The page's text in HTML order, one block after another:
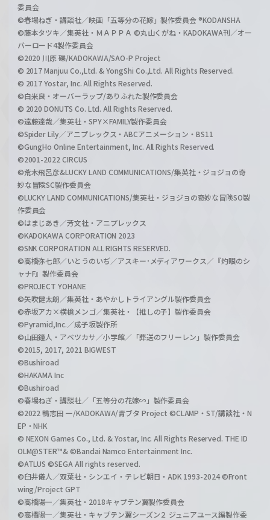
委員会
©春場ねぎ・講談社／映画「五等分の花嫁」製作委員会 ®KODANSHA
©藤本タツキ／集英社・ＭＡＰＰＡ ©丸山くがね・KADOKAWA刊／オー
バーロード4製作委員会
©2020 川原 礫/KADOKAWA/SAO-P Project
© 2017 Manjuu Co.,Ltd. & YongShi Co.,Ltd. All Rights Reserved.
© 2017 Yostar, Inc. All Rights Reserved.
©白米良・オーバーラップ/ありふれた製作委員会
© 2020 DONUTS Co. Ltd. All Rights Reserved.
©遠藤達哉／集英社・SPY×FAMILY製作委員会
©Spider Lily／アニプレックス・ABCアニメーション・BS11
©GungHo Online Entertainment, Inc. All Rights Reserved.
©2001-2022 CIRCUS
©荒木飛呂彦&LUCKY LAND COMMUNICATIONS/集英社・ジョジョの奇
妙な冒険SC製作委員会
©LUCKY LAND COMMUNICATIONS/集英社・ジョジョの奇妙な冒険SO製
作委員会
©はまじあき／芳文社・アニプレックス
©KADOKAWA CORPORATION 2023
©SNK CORPORATION ALL RIGHTS RESERVED.
©高橋弥七郎／いとうのいぢ／アスキー･メディアワークス／『灼眼のシ
ャナF』製作委員会
©PROJECT YOHANE
©矢吹健太朗／集英社・あやかしトライアングル製作委員会
©赤坂アカ×横槍メンゴ／集英社・【推しの子】製作委員会
©Pyramid,Inc.／成子坂製作所
©山田鐘人・アベツカサ／小学館／「葬送のフリーレン」製作委員会
©2015, 2017, 2021 BIGWEST
©Bushiroad
©HAKAMA Inc
©Bushiroad
©春場ねぎ・講談社／「五等分の花嫁∽」製作委員会
©2022 鴨志田 一/KADOKAWA/青ブタ Project ©CLAMP・ST/講談社・N
EP・NHK
© NEXON Games Co., Ltd. & Yostar, Inc. All Rights Reserved. THE ID
OLM@STER™& ©Bandai Namco Entertainment Inc.
©ATLUS ©SEGA All rights reserved.
©臼井儀人／双葉社・シンエイ・テレビ朝日・ADK 1993-2024 ©Front
wing/Project GPT
©高橋陽一／集英社・2018キャプテン翼製作委員会
©高橋陽一／集英社・キャプテン翼シーズン２ ジュニアユース編製作委